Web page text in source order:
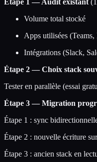
Volume total stocké
Apps utilisées
Intégrations (Slack,
Étape 2 — Choix stack
Tester en parallèle (essai
Étape 3 — Migration
Étape 1 : sync
Étape 2 : nouvelle écriture
Étape 3 : ancien stack en